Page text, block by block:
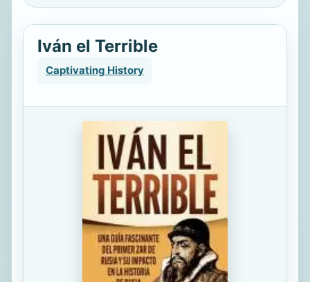
Iván el Terrible
Captivating History